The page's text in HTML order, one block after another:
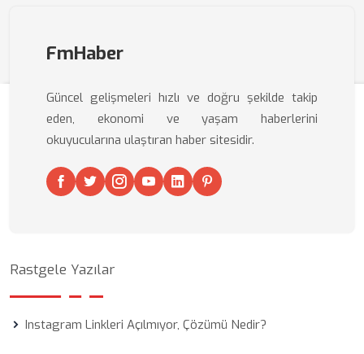
FmHaber
Güncel gelişmeleri hızlı ve doğru şekilde takip
eden, ekonomi ve yaşam haberlerini
okuyucularına ulaştıran haber sitesidir.
Rastgele Yazılar
Instagram Linkleri Açılmıyor, Çözümü Nedir?